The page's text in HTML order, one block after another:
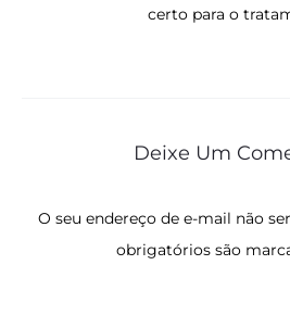
certo para o
Deixe Um
O seu endereço de e-mail não
obrigatórios são